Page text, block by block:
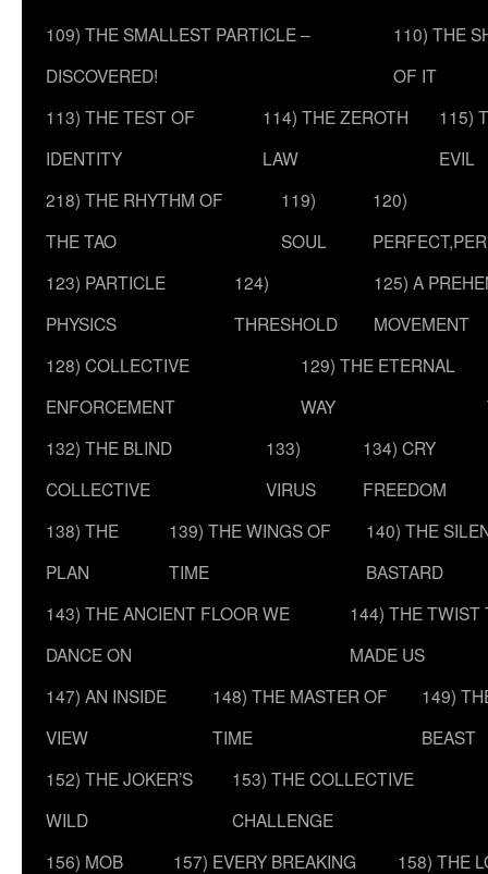
109) THE SMALLEST PARTICLE –
DISCOVERED!
110) THE
OF IT
113) THE TEST OF
IDENTITY
114) THE ZEROTH
LAW
115)
EVIL
218) THE RHYTHM OF
THE TAO
119)
SOUL
120)
123) PARTICLE
PHYSICS
124)
THRESHOLD
125) A
MOVEMENT
128) COLLECTIVE
ENFORCEMENT
129) THE ETERNAL
WAY
132) THE BLIND
COLLECTIVE
133)
VIRUS
134) CRY
FREEDOM
138) THE
PLAN
139) THE WINGS OF
TIME
140) THE
BASTARD
143) THE ANCIENT FLOOR WE
DANCE ON
144) THE TWIST
MADE US
147) AN INSIDE
VIEW
148) THE MASTER OF
TIME
149)
BEAST
152) THE JOKER’S
WILD
153) THE COLLECTIVE
CHALLENGE
156) MOB
157) EVERY BREAKING
158) THE